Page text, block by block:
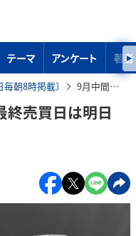
テーマ アンケート 著者
朝8時掲載〕 9月中間配当を取るための最終売買日は明日(25日)
終売買日は明日